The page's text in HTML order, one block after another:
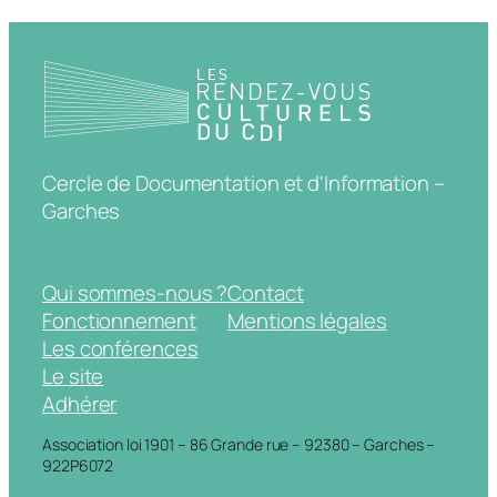
Cercle de Documentation et d'Information –
Garches
Qui sommes-nous ?
Fonctionnement
Les conférences
Le site
Adhérer
Contact
Mentions légales
Association loi 1901 – 86 Grande rue – 92380 – Garches –
922P6072